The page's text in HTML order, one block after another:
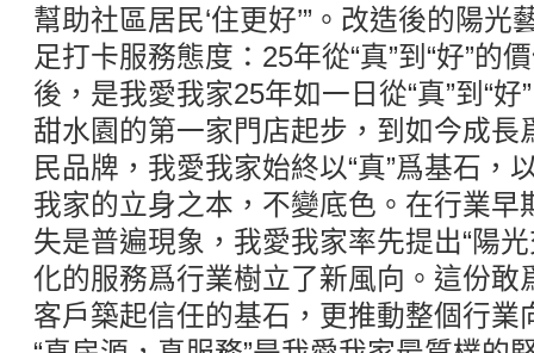
幫助社區居民‘住更好’”。改造後的陽
足打卡服務態度：25年從“真”到“好”的
後，是我愛我家25年如一日從“真”到“
甜水園的第一家門店起步，到如今成長
民品牌，我愛我家始終以“真”爲基石，
我家的立身之本，不變底色。在行業早
失是普遍現象，我愛我家率先提出“陽
化的服務爲行業樹立了新風向。這份敢
客戶築起信任的基石，更推動整個行業